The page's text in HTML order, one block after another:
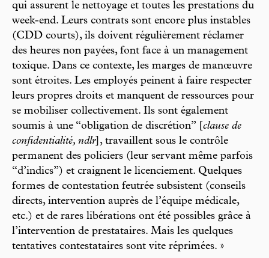
qui assurent le nettoyage et toutes les prestations du
week-end. Leurs contrats sont encore plus instables
(CDD courts), ils doivent régulièrement réclamer
des heures non payées, font face à un management
toxique. Dans ce contexte, les marges de manœuvre
sont étroites. Les employés peinent à faire respecter
leurs propres droits et manquent de ressources pour
se mobiliser collectivement. Ils sont également
soumis à une “obligation de discrétion” [ clause de
confidentialité, ndlr], travaillent sous le contrôle
permanent des policiers (leur servant même parfois
“d’indics”) et craignent le licenciement. Quelques
formes de contestation feutrée subsistent (conseils
directs, intervention auprès de l’équipe médicale,
etc.) et de rares libérations ont été possibles grâce à
l’intervention de prestataires. Mais les quelques
tentatives contestataires sont vite réprimées. »